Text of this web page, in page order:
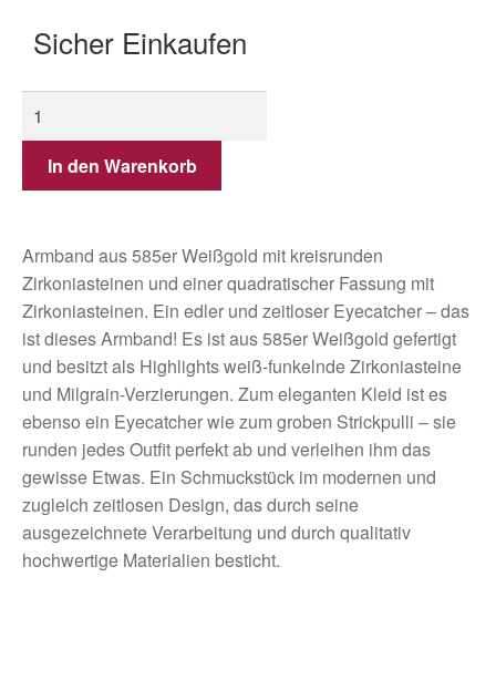
Sicher Einkaufen
In den Warenkorb
Armband aus 585er Weißgold mit kreisrunden
Zirkoniasteinen und einer quadratischer Fassung mit
Zirkoniasteinen. Ein edler und zeitloser Eyecatcher – das
ist dieses Armband! Es ist aus 585er Weißgold gefertigt
und besitzt als Highlights weiß-funkelnde Zirkoniasteine
und Milgrain-Verzierungen. Zum eleganten Kleid ist es
ebenso ein Eyecatcher wie zum groben Strickpulli – sie
runden jedes Outfit perfekt ab und verleihen ihm das
gewisse Etwas. Ein Schmuckstück im modernen und
zugleich zeitlosen Design, das durch seine
ausgezeichnete Verarbeitung und durch qualitativ
hochwertige Materialien besticht.